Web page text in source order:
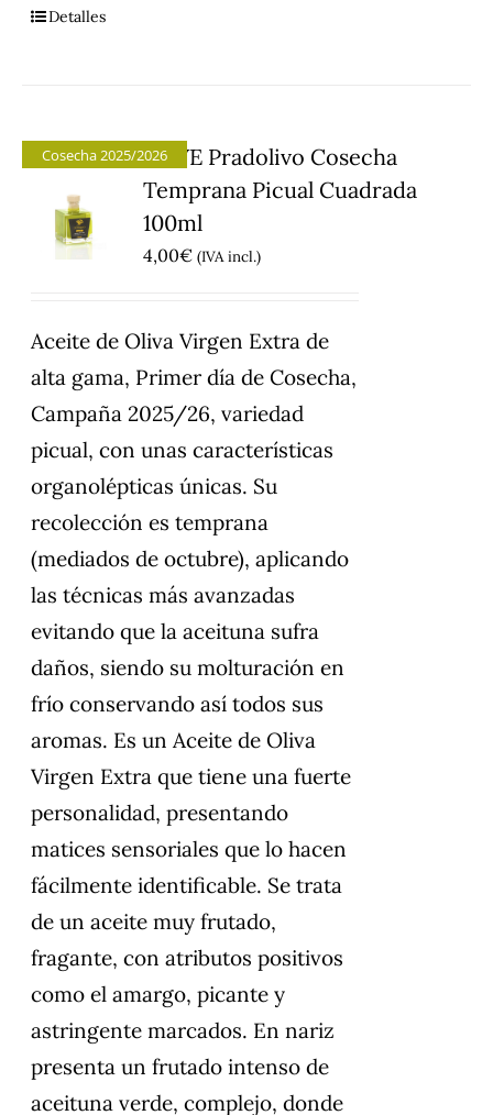
Detalles
Cosecha 2025/2026AOVE Pradolivo Cosecha
Temprana Picual Cuadrada
100ml
4,00€ (IVA incl.)
Aceite de Oliva Virgen Extra de
alta gama, Primer día de Cosecha,
Campaña 2025/26, variedad
picual, con unas características
organolépticas únicas. Su
recolección es temprana
(mediados de octubre), aplicando
las técnicas más avanzadas
evitando que la aceituna sufra
daños, siendo su molturación en
frío conservando así todos sus
aromas. Es un Aceite de Oliva
Virgen Extra que tiene una fuerte
personalidad, presentando
matices sensoriales que lo hacen
fácilmente identificable. Se trata
de un aceite muy frutado,
fragante, con atributos positivos
como el amargo, picante y
astringente marcados. En nariz
presenta un frutado intenso de
aceituna verde, complejo, donde